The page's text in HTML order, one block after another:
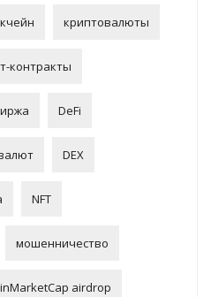
криптовалюты
контракты
DeFi
DEX
NFT
мошенничество
airdrop